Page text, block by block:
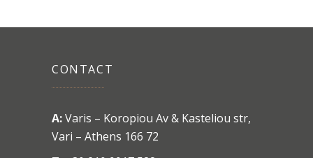
CONTACT
A:Varis – Koropiou Av & Kasteliou str,
Vari – Athens 166 72